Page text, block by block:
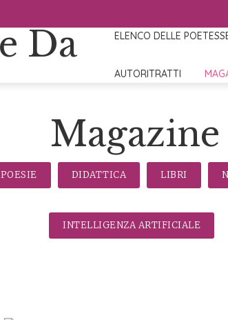
ELENCO DELLE
AUTORITRATTI
Magazine
POESIE DIDATTICA LIBRI
INTELLIGENZA ARTIFICIALE